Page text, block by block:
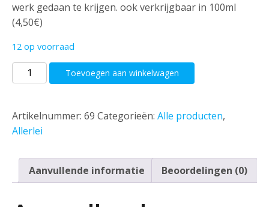
werk gedaan te krijgen. ook verkrijgbaar in 100ml
(4,50€)
12 op voorraad
Auto
Glanz
Bug
Off
500
Toevoegen aan winkelwagen
Artikelnummer: 69 Categorieën: Alle producten,
Allerlei
Aanvullende informatie Beoordelingen (0)